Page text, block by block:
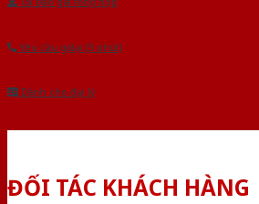
Yêu cầu gọi lại (3 phút)
Dành cho đại lý
ĐỐI TÁC KHÁCH HÀNG